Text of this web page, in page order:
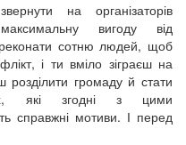
на організаторів
вигоду від
сотню людей, щоб
і ти вміло зіграєш на
громаду й стати
які згодні з цими
справжні мотиви. І перед